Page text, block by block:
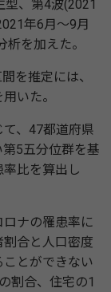
、第4波(2021
年6月～9月
を加えた。
を推定には、
いた。
、47都道府県
5五分位群を基
比を算出し
ナの罹患率に
合と人口密度
とができない
割合、住宅の1